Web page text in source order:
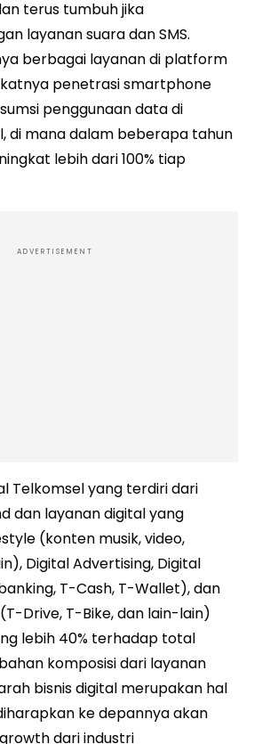
terus tumbuh jika
layanan suara dan SMS.
berbagai layanan di platform
penetrasi smartphone
penggunaan data di
di mana dalam beberapa tahun
lebih dari 100% tiap
ADVERTISEMENT
Telkomsel yang terdiri dari
dan layanan digital yang
(konten musik, video,
Digital Advertising, Digital
T-Cash, T-Wallet), dan
Drive, T-Bike, dan lain-lain)
lebih 40% terhadap total
komposisi dari layanan
bisnis digital merupakan hal
ke depannya akan
dari industri